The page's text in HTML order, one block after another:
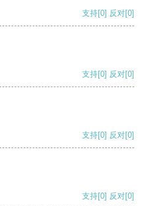
支持[0] 反对[0]
支持[0] 反对[0]
支持[0] 反对[0]
支持[0] 反对[0]